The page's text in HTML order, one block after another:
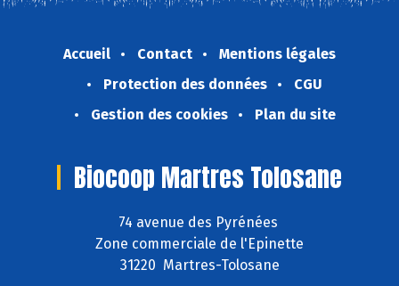
Accueil Contact
Mentions légales
Protection des données
CGU
Gestion des cookies
Plan du site
Biocoop Martres Tolosane
74 avenue des Pyrénées
Zone commerciale de l'Epinette
31220 Martres-Tolosane